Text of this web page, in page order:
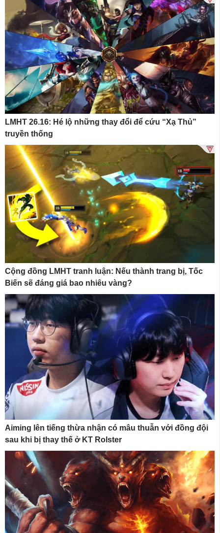
LMHT 26.16: Hé lộ những thay đổi để cứu “Xạ Thủ”
truyền thống
Cộng đồng LMHT tranh luận: Nếu thành trang bị, Tốc
Biến sẽ đáng giá bao nhiêu vàng?
Aiming lên tiếng thừa nhận có mâu thuẫn với đồng đội
sau khi bị thay thế ở KT Rolster